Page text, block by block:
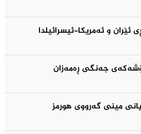
ئێران و ئەمریکا-ئیسرائیلدا
جه‌نگى ڕه‌مه‌زان
مینی گه‌رووی هورمز